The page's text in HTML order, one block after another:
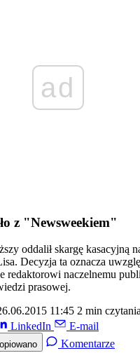
ad
z "Newsweekiem"
oddalił skargę kasacyjną
Decyzja ta oznacza
redaktorowi naczelnemu
prasowej.
11:45 2 min
LinkedIn E-mail
Komentarze